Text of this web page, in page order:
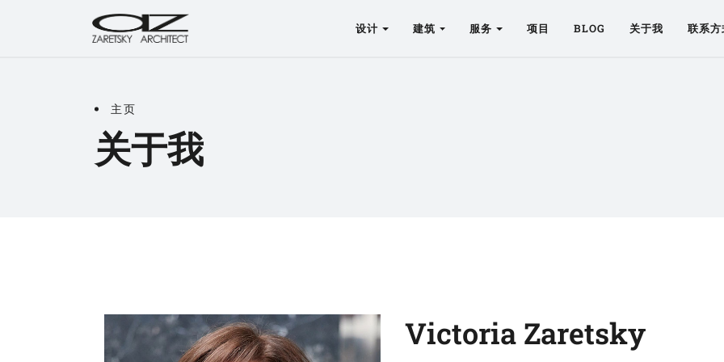
设计 建筑 服务 项目 BLOG 关于我 联系方
主页
关于我
Victoria Zaretsky